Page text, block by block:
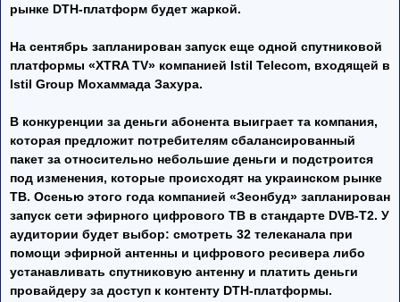
рынке DTH-платформ будет жаркой.
На сентябрь запланирован запуск еще одной спутниковой
платформы «XTRA TV» компанией Istil Telecom, входящей в
Istil Group Мохаммада Захура.
В конкуренции за деньги абонента выиграет та компания,
которая предложит потребителям сбалансированный
пакет за относительно небольшие деньги и подстроится
под изменения, которые происходят на украинском рынке
ТВ. Осенью этого года компанией «Зеонбуд» запланирован
запуск сети эфирного цифрового ТВ в стандарте DVB-T2. У
аудитории будет выбор: смотреть 32 телеканала при
помощи эфирной антенны и цифрового ресивера либо
устанавливать спутниковую антенну и платить деньги
провайдеру за доступ к контенту DTH-платформы.